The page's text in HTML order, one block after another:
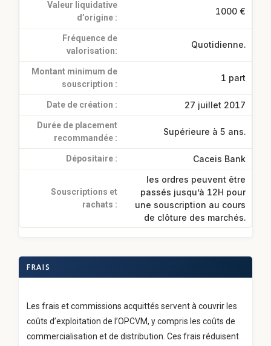
Valeur liquidative
d’origine :
1000 €
Fréquence de
valorisation:
Quotidienne.
Montant minimum de
souscription :
1 part
Date de création : 27 juillet 2017
Durée de placement
recommandée :
Supérieure à 5 ans.
Dépositaire : Caceis Bank
Souscriptions et
rachats :
les ordres peuvent être
passés jusqu’à 12H pour
une souscription au cours
de clôture des marchés.
FRAIS
Les frais et commissions acquittés servent à couvrir les
coûts d’exploitation de l’OPCVM, y compris les coûts de
commercialisation et de distribution. Ces frais réduisent